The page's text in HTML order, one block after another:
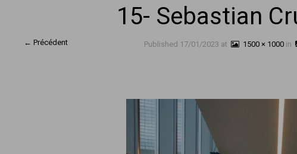
15- Sebastian
Published 17/01/2023 at 1500 × 1000 in
← Précédent